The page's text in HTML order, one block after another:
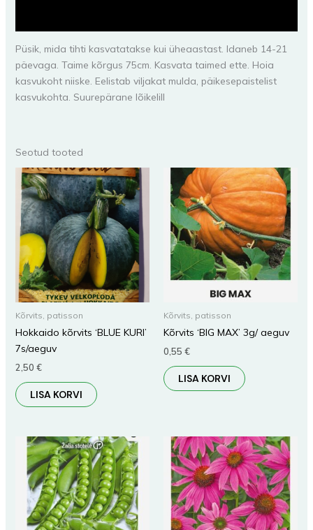
Püsik, mida tihti kasvatatakse kui üheaastast. Idaneb 14-21
päevaga. Taime kõrgus 75cm. Kasvata taimed ette. Hoia
kasvukoht niiske. Eelistab viljakat mulda, päikesepaistelist
kasvukohta. Suurepärane lõikelill
Seotud tooted
Kõrvits, patisson
Hokkaido kõrvits ‘BLUE KURI’
7s/aeguv
2,50 €
LISA KORVI
Kõrvits, patisson
Kõrvits ‘BIG MAX’ 3g/ aeguv
0,55 €
LISA KORVI